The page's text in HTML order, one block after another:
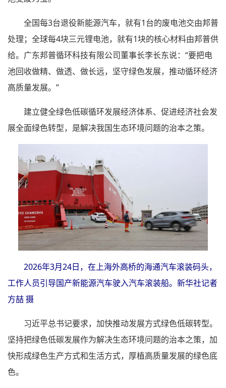
全国每3台退役新能源汽车，就有1台的废电池交由邦普
处理；全球每4块三元锂电池，就有1块的核心材料由邦普供
给。广东邦普循环科技有限公司董事长李长东说：“要把电
池回收做精、做透、做长远，坚守绿色发展，推动循环经济
高质量发展。”
建立健全绿色低碳循环发展经济体系、促进经济社会发
展全面绿色转型，是解决我国生态环境问题的治本之策。
2026年3月24日，在上海外高桥的海通汽车滚装码头，
工作人员引导国产新能源汽车驶入汽车滚装船。新华社记者
方喆 摄
习近平总书记要求，加快推动发展方式绿色低碳转型。
坚持把绿色低碳发展作为解决生态环境问题的治本之策，加
快形成绿色生产方式和生活方式，厚植高质量发展的绿色底
色。